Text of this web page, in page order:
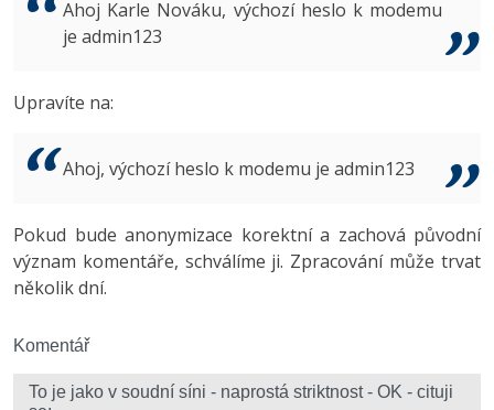
Best practices
MS-SQL
3D grafik
Copywriter
WordPress specialista
VB.NET
Algoritmy -41%
Umělá inteligence (AI) -10%
Fórum
Copywriting
Windows
Kybernetická bezpečnost
Inkscape
Fórum
Ahoj Karle Nováku, výchozí heslo k modemu
je admin123
Upravíte na:
Ahoj, výchozí heslo k modemu je admin123
Pokud bude anonymizace korektní a zachová původní
význam komentáře, schválíme ji. Zpracování může trvat
několik dní.
Komentář